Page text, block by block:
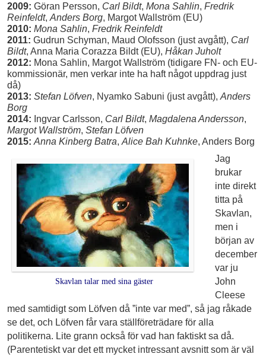
2009: Göran Persson, Carl Bildt, Mona Sahlin, Fredrik
Reinfeldt, Anders Borg, Margot Wallström (EU)
2010: Mona Sahlin, Fredrik Reinfeldt
2011: Gudrun Schyman, Maud Olofsson (just avgått), Carl
Bildt, Anna Maria Corazza Bildt (EU), Håkan Juholt
2012: Mona Sahlin, Margot Wallström (tidigare FN- och EU-
kommissionär, men verkar inte ha haft något uppdrag just
då)
2013: Stefan Löfven, Nyamko Sabuni (just avgått), Anders
Borg
2014: Ingvar Carlsson, Carl Bildt, Magdalena Andersson,
Margot Wallström, Stefan Löfven
2015: Anna Kinberg Batra, Alice Bah Kuhnke, Anders Borg
Skavlan talar med sina gäster
Jag
brukar
inte direkt
titta på
Skavlan,
men i
början av
december
var ju
John
Cleese
med samtidigt som Löfven då ”inte var med”, så jag råkade
se det, och Löfven får vara ställföreträdare för alla
politikerna. Lite grann också för vad han faktiskt sa då.
(Parentetiskt var det ett mycket intressant avsnitt som är väl